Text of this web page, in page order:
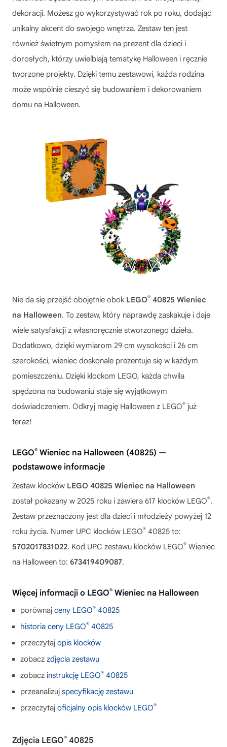
dekoracji. Możesz go wykorzystywać rok po roku, dodając
unikalny akcent do swojego wnętrza. Zestaw ten jest
również świetnym pomysłem na prezent dla dzieci i
dorosłych, którzy uwielbiają tematykę Halloween i ręcznie
tworzone projekty. Dzięki temu zestawowi, każda rodzina
może wspólnie cieszyć się budowaniem i dekorowaniem
domu na Halloween.
Nie da się przejść obojętnie obok LEGO® 40825 Wieniec
na Halloween. To zestaw, który naprawdę zaskakuje i daje
wiele satysfakcji z własnoręcznie stworzonego dzieła.
Dodatkowo, dzięki wymiarom 29 cm wysokości i 26 cm
szerokości, wieniec doskonale prezentuje się w każdym
pomieszczeniu. Dzięki klockom LEGO, każda chwila
spędzona na budowaniu staje się wyjątkowym
doświadczeniem. Odkryj magię Halloween z LEGO® już
teraz!
LEGO® Wieniec na Halloween (40825) —
podstawowe informacje
Zestaw klocków LEGO 40825 Wieniec na Halloween
został pokazany w 2025 roku i zawiera 617 klocków LEGO®.
Zestaw przeznaczony jest dla dzieci i młodzieży powyżej 12
roku życia. Numer UPC klocków LEGO® 40825 to:
5702017831022. Kod UPC zestawu klocków LEGO® Wieniec
na Halloween to: 673419409087.
Więcej informacji o LEGO® Wieniec na Halloween
porównaj ceny LEGO® 40825
historia ceny LEGO® 40825
przeczytaj opis klocków
zobacz zdjęcia zestawu
zobacz instrukcję LEGO® 40825
przeanalizuj specyfikację zestawu
przeczytaj oficjalny opis klocków LEGO®
Zdjęcia LEGO® 40825